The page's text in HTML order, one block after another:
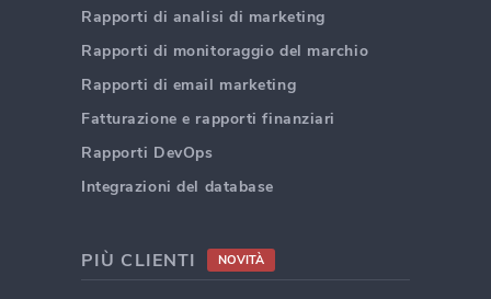
Rapporti di analisi di marketing
Rapporti di monitoraggio del marchio
Rapporti di email marketing
Fatturazione e rapporti finanziari
Rapporti DevOps
Integrazioni del database
PIÙ CLIENTI NOVITÀ